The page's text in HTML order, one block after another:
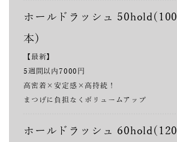
ホールドラッシュ 50hold(100
本)
【最新】
5週間以内7000円
高密着×安定感×高持続！
まつげに負担なくボリュームアップ
ホールドラッシュ 60hold(120